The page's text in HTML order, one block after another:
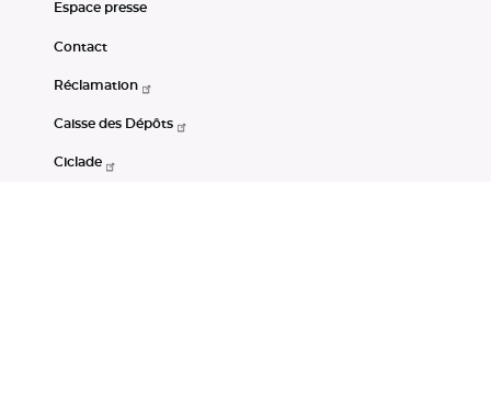
Espace presse
Contact
Réclamation
Caisse des Dépôts
Ciclade